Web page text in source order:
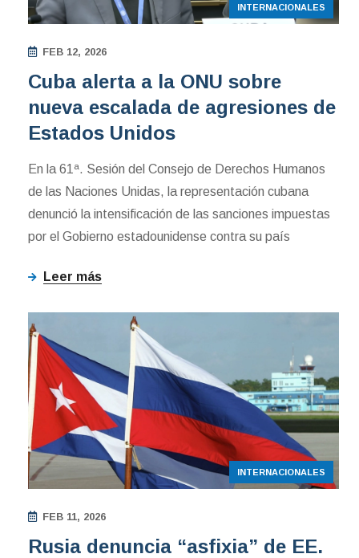
INTERNACIONALES
FEB 12, 2026
Cuba alerta a la ONU sobre
nueva escalada de agresiones de
Estados Unidos
En la 61ª. Sesión del Consejo de Derechos Humanos
de las Naciones Unidas, la representación cubana
denunció la intensificación de las sanciones impuestas
por el Gobierno estadounidense contra su país
Leer más
INTERNACIONALES
FEB 11, 2026
Rusia denuncia “asfixia” de EE.